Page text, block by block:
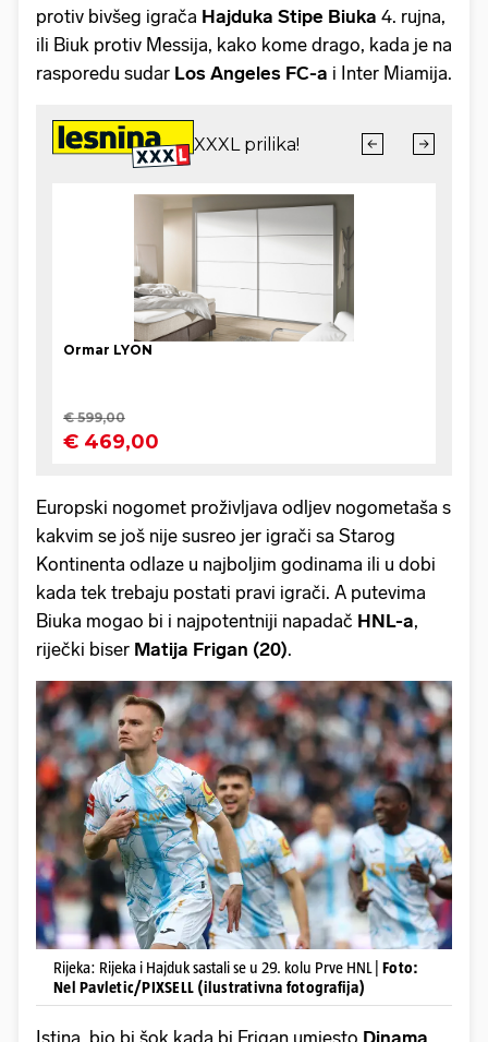
protiv bivšeg igrača Hajduka Stipe Biuka 4. rujna,
ili Biuk protiv Messija, kako kome drago, kada je na
rasporedu sudar Los Angeles FC-a i Inter Miamija.
Europski nogomet proživljava odljev nogometaša s
kakvim se još nije susreo jer igrači sa Starog
Kontinenta odlaze u najboljim godinama ili u dobi
kada tek trebaju postati pravi igrači. A putevima
Biuka mogao bi i najpotentniji napadač HNL-a,
riječki biser Matija Frigan (20).
Rijeka: Rijeka i Hajduk sastali se u 29. kolu Prve HNL | Foto:
Nel Pavletic/PIXSELL (ilustrativna fotografija)
Istina, bio bi šok kada bi Frigan umjesto Dinama